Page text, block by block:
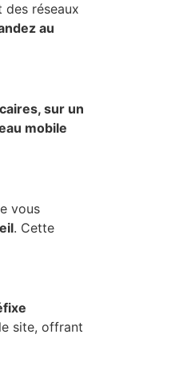
des réseaux
au
sur un
mobile
vous
. Cette
site, offrant